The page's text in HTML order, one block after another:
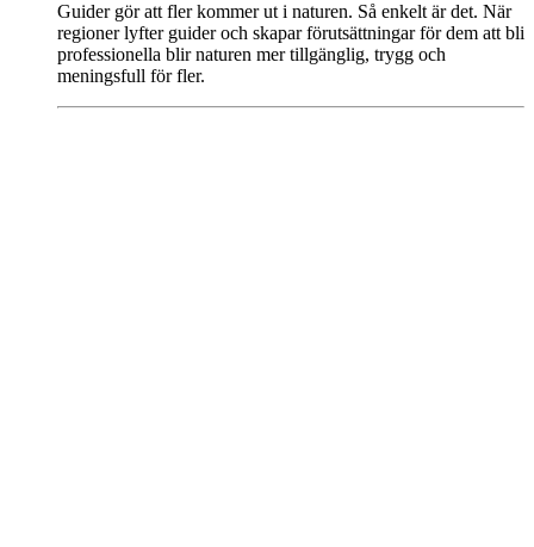
Guider gör att fler kommer ut i naturen. Så enkelt är det. När
regioner lyfter guider och skapar förutsättningar för dem att bli
professionella blir naturen mer tillgänglig, trygg och
meningsfull för fler.